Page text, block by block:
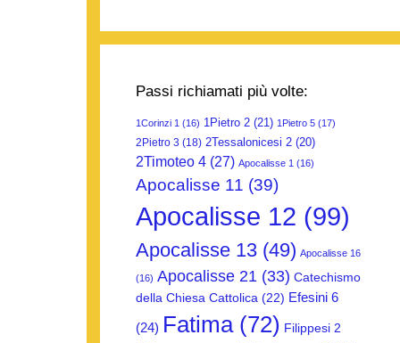
Passi richiamati più volte:
1Corinzi 1 (16) 1Pietro 2 (21) 1Pietro 5 (17)
2Pietro 3 (18) 2Tessalonicesi 2 (20)
2Timoteo 4 (27) Apocalisse 1 (16)
Apocalisse 11 (39)
Apocalisse 12 (99)
Apocalisse 13 (49) Apocalisse 16
(16) Apocalisse 21 (33) Catechismo
della Chiesa Cattolica (22) Efesini 6
(24) Fatima (72) Filippesi 2